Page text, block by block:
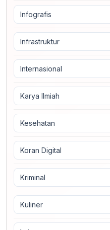
Infografis
Infrastruktur
Internasional
Karya Ilmiah
Kesehatan
Koran Digital
Kriminal
Kuliner